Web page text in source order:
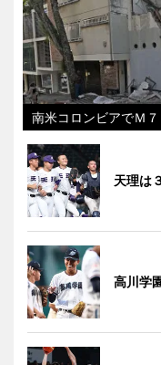
南米コロンビアでＭ
天理は
高川学